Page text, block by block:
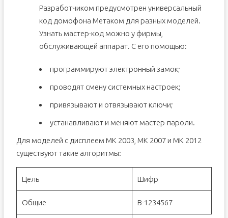
Разработчиком предусмотрен универсальный
код домофона Метаком для разных моделей.
Узнать мастер-код можно у фирмы,
обслуживающей аппарат. С его помощью:
программируют электронный замок;
проводят смену системных настроек;
привязывают и отвязывают ключи;
устанавливают и меняют мастер-пароли.
Для моделей с дисплеем МК 2003, МК 2007 и МК 2012
существуют такие алгоритмы:
Цель Шифр
Общие В-1234567